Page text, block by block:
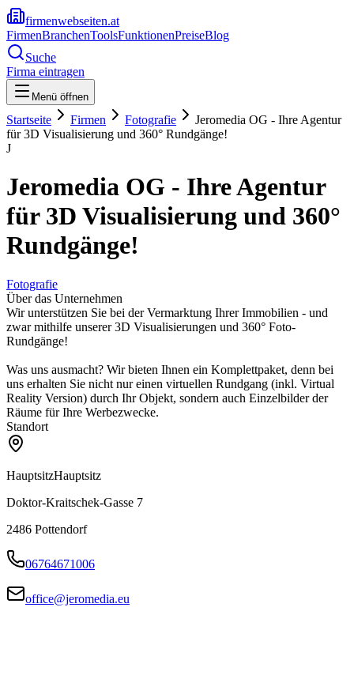
firmenwebseiten.at
FirmenBranchenToolsFunktionenPreiseBlog
Suche
Firma eintragen
Menü öffnen
Startseite Firmen Fotografie
Jeromedia OG - Ihre Agentur
für 3D Visualisierung und 360° Rundgänge!
J
Jeromedia OG - Ihre Agentur
für 3D Visualisierung und 360°
Rundgänge!
Fotografie
Über das Unternehmen
Wir unterstützen Sie bei der Vermarktung Ihrer Immobilien - und
zwar mithilfe unserer 3D Visualisierungen und 360° Foto-
Rundgänge!
Was uns ausmacht? Wir bieten Ihnen ein Komplettpaket, denn bei
uns erhalten Sie nicht nur einen virtuellen Rundgang (inkl. Virtual
Reality Version) durch Ihr Objekt, sondern auch Einzelbilder der
Räume für Ihre Werbezwecke.
Standort
HauptsitzHauptsitz
Doktor-Kraitschek-Gasse 7
2486 Pottendorf
06764671006
office@jeromedia.eu